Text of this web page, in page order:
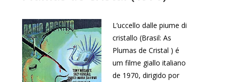
L’uccello dalle piume di
cristallo (Brasil: As
Plumas de Cristal ) é
um filme giallo italiano
de 1970, dirigido por